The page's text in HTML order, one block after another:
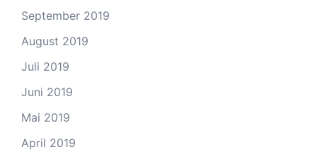
September 2019
August 2019
Juli 2019
Juni 2019
Mai 2019
April 2019